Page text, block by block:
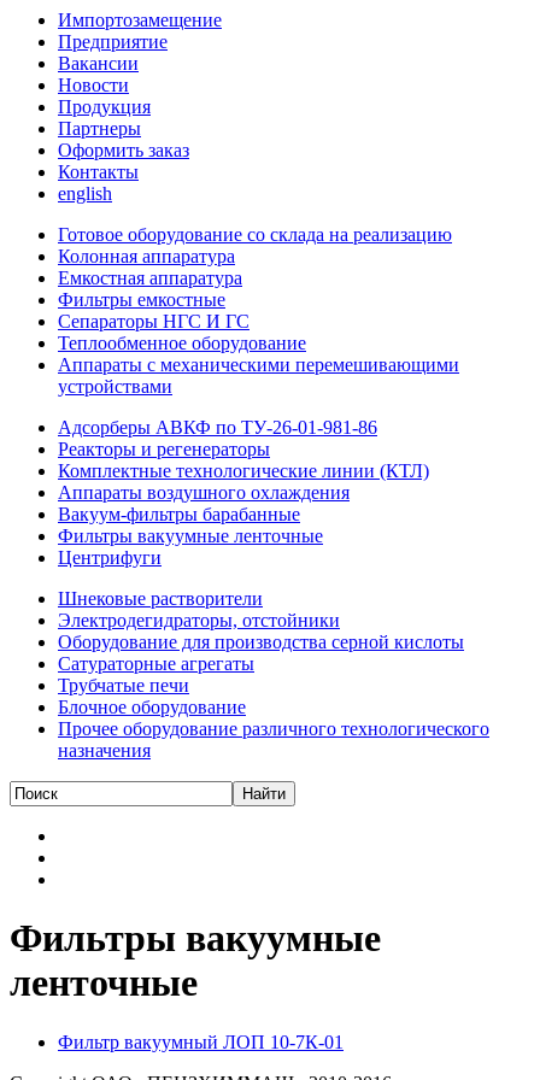
Импортозамещение
Предприятие
Вакансии
Новости
Продукция
Партнеры
Оформить заказ
Контакты
english
Готовое оборудование со склада на реализацию
Колонная аппаратура
Емкостная аппаратура
Фильтры емкостные
Сепараторы НГС И ГС
Теплообменное оборудование
Аппараты с механическими перемешивающими
устройствами
Адсорберы АВКФ по ТУ-26-01-981-86
Реакторы и регенераторы
Комплектные технологические линии (КТЛ)
Аппараты воздушного охлаждения
Вакуум-фильтры барабанные
Фильтры вакуумные ленточные
Центрифуги
Шнековые растворители
Электродегидраторы, отстойники
Оборудование для производства серной кислоты
Сатураторные агрегаты
Трубчатые печи
Блочное оборудование
Прочее оборудование различного технологического
назначения
Фильтры вакуумные
ленточные
Фильтр вакуумный ЛОП 10-7К-01